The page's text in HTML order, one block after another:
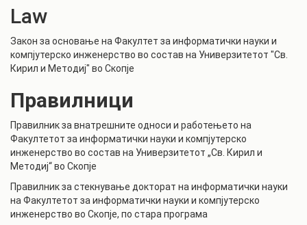
Law
Закон за основање на Факултет за информатички науки и
компјутерско инженерство во состав на Универзитетот "Св.
Кирил и Методиј" во Скопје
Правилници
Правилник за внатрешните односи и работењето на
Факултетот за информатички науки и компјутерско
инженерство во состав на Универзитетот „Св. Кирил и
Методиј“ во Скопје
Правилник за стекнување докторат на информатички науки
на Факултетот за информатички науки и компјутерско
инженерство во Скопје, по стара програма